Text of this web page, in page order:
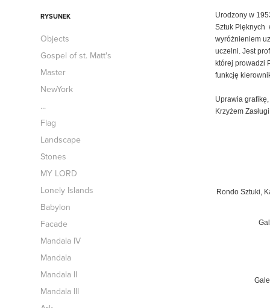
RYSUNEK
Objects
Gospel of st. Matt's
Master
NewYork
...
Flag
Landscape
Stones
MY LORD
Lonely Islands
Babylon
Facade
Mandala IV
Mandala
Mandala II
Mandala III
Urodzony w
Sztuk Pięknych
wyróżnieniem
uczelni. Jest
której prowadzi
funkcję
Uprawia
Krzyżem
Rondo Sztuki,